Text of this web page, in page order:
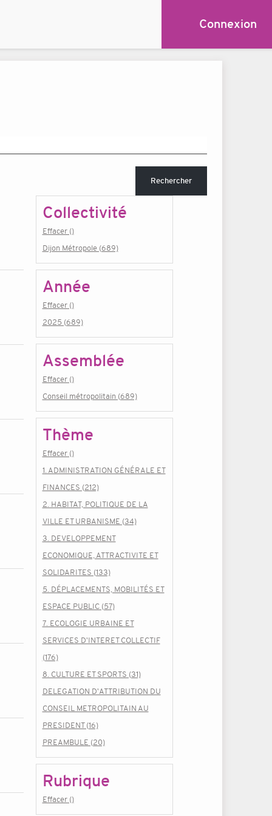
Connexion
Rechercher
Collectivité
Effacer ()
Dijon Métropole (689)
Année
Effacer ()
2025 (689)
Assemblée
Effacer ()
Conseil métropolitain (689)
Thème
Effacer ()
1. ADMINISTRATION GÉNÉRALE ET
FINANCES (212)
2. HABITAT, POLITIQUE DE LA
VILLE ET URBANISME (34)
3. DEVELOPPEMENT
ECONOMIQUE, ATTRACTIVITE ET
SOLIDARITES (133)
5. DÉPLACEMENTS, MOBILITÉS ET
ESPACE PUBLIC (57)
7. ECOLOGIE URBAINE ET
SERVICES D'INTERET COLLECTIF
(176)
8. CULTURE ET SPORTS (31)
DELEGATION D'ATTRIBUTION DU
CONSEIL METROPOLITAIN AU
PRESIDENT (16)
PREAMBULE (20)
Rubrique
Effacer ()